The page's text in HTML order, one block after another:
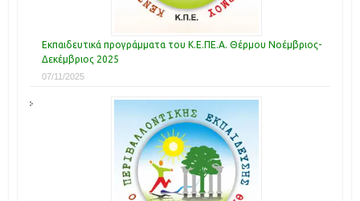
Εκπαιδευτικά προγράμματα του Κ.Ε.ΠΕ.Α. Θέρμου Νοέμβριος-
Δεκέμβριος 2025
07/11/2025